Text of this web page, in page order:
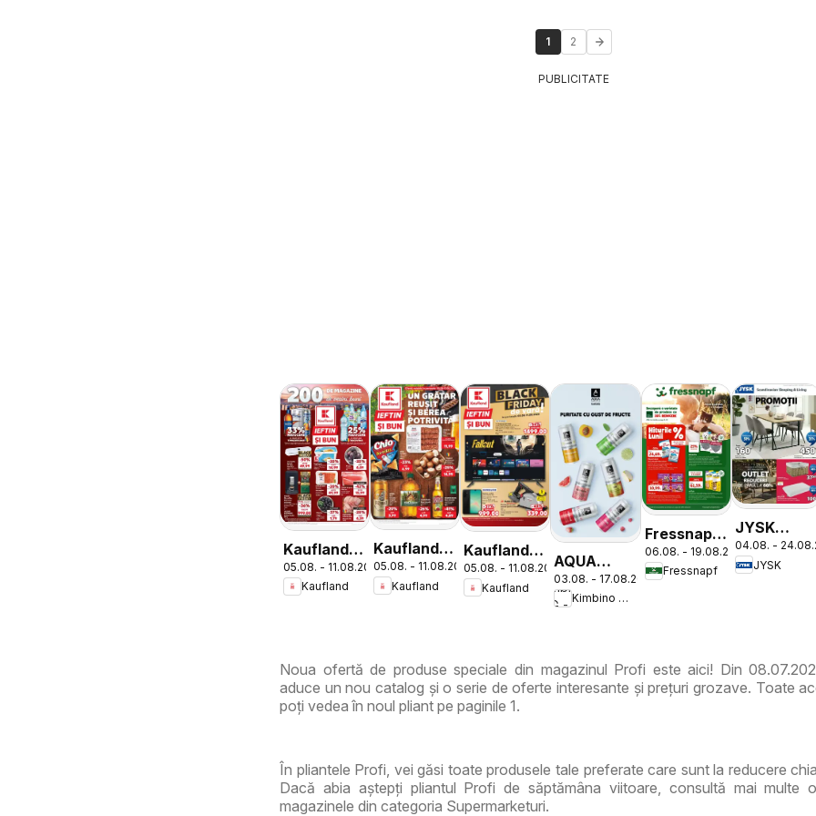
1 2
PUBLICITATE
Kaufland
Domnesti
05.08. - 11.08.2026
Kaufland
Kaufland
Catalog
Tematic
05.08. - 11.08.2026
Kaufland
Kaufland
Catalog
Nonfood
05.08. - 11.08.2026
Kaufland
AQUA
Carpatica
Flavours
03.08. - 17.08.2026
Kimbino MG - RO
Fressnapf
Catalog
06.08. - 19.08.2026
Fressnapf
JYSK
Catalog
04.08. -
JYSK
Noua ofertă de produse speciale din magazinul Profi este aici! Din
aduce un nou catalog și o serie de oferte interesante și prețuri grozave. Toate
poți vedea în noul pliant pe paginile 1.
În pliantele Profi, vei găsi toate produsele tale preferate care sunt la reducere
Dacă abia aștepți pliantul Profi de săptămâna viitoare, consultă mai multe
magazinele din categoria Supermarketuri.